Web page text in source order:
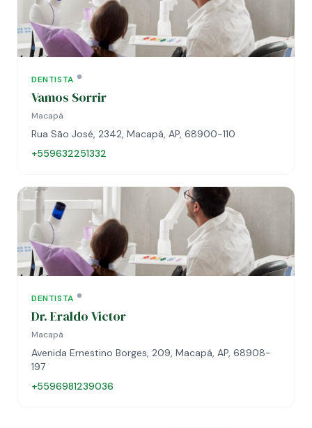
DENTISTA
Vamos Sorrir
Macapá
Rua São José, 2342, Macapá, AP, 68900-110
+559632251332
DENTISTA
Dr. Eraldo Victor
Macapá
Avenida Ernestino Borges, 209, Macapá, AP, 68908-
197
+5596981239036